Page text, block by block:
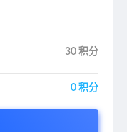
30 积分
0 积分